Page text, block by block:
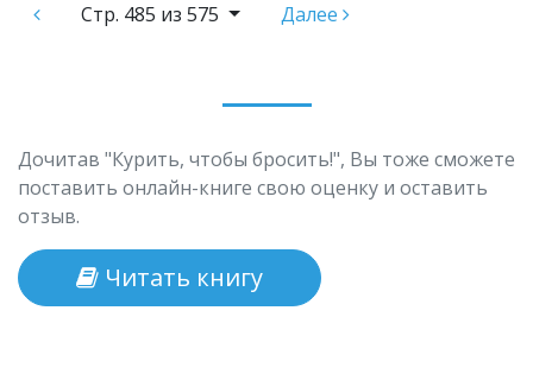
Стр. 485 из 575 Далее
Дочитав "Курить, чтобы бросить!", Вы тоже сможете
поставить онлайн-книге свою оценку и оставить
отзыв.
Читать книгу